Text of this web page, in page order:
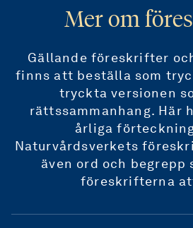
Mer om
Gällande föreskrifter
finns att beställa som
tryckta versionen
rättssammanhang. Här
årliga
Naturvårdsverkets
även ord och begrepp
föreskrifterna